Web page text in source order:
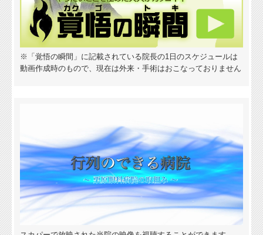
※「覚悟の瞬間」に記載されている院長の1日のスケジュールは
動画作成時のもので、現在は外来・手術はおこなっておりません